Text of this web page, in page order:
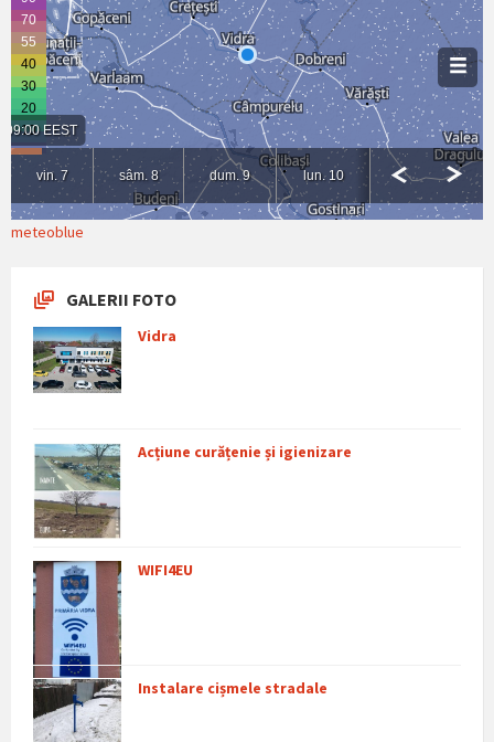
meteoblue
GALERII FOTO
Vidra
Acțiune curățenie și igienizare
WIFI4EU
Instalare cișmele stradale